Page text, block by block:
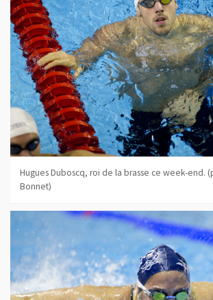
Hugues Duboscq, roi de la brasse ce week-end.
Bonnet)